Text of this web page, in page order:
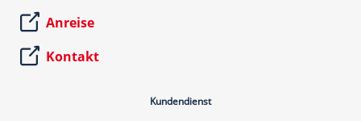
Anreise
Kontakt
Kundendienst